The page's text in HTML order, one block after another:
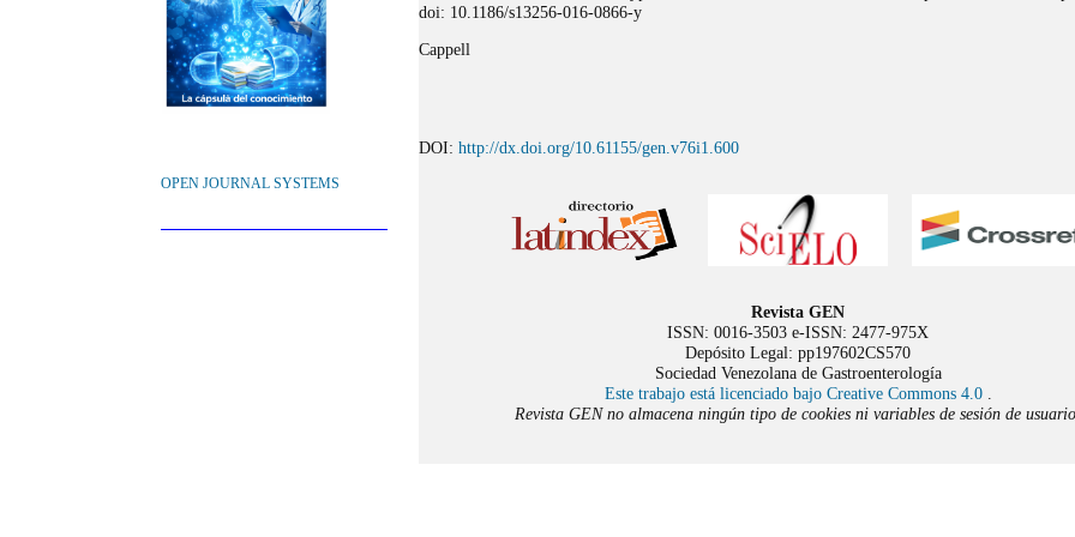
OPEN JOURNAL SYSTEMS
doi: 10.1186/s13256-016-0866-y
Cappell
DOI:http://dx.doi.org/10.61155/gen.v76i1.600
Revista GEN
ISSN: 0016-3503 e-ISSN: 2477-975X
Depósito Legal: pp197602CS570
Sociedad Venezolana de Gastroenterología
Este trabajo está licenciado bajo Creative Commons 4.0 .
Revista GEN no almacena ningún tipo de cookies ni variables de sesión de